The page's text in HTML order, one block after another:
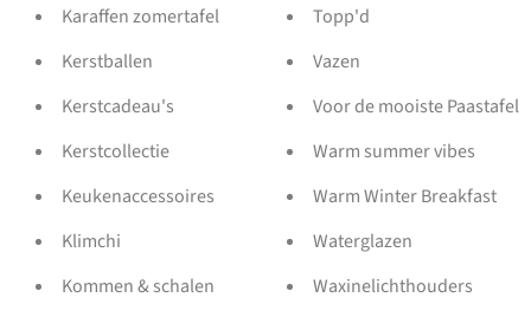
Karaffen zomertafel
Kerstballen
Kerstcadeau's
Kerstcollectie
Keukenaccessoires
Klimchi
Kommen & schalen
Topp'd
Vazen
Voor de mooiste Paastafel
Warm summer vibes
Warm Winter Breakfast
Waterglazen
Waxinelichthouders